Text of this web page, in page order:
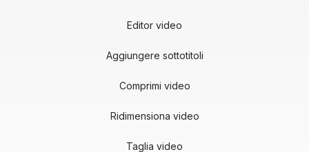
Editor video
Aggiungere sottotitoli
Comprimi video
Ridimensiona video
Taglia video